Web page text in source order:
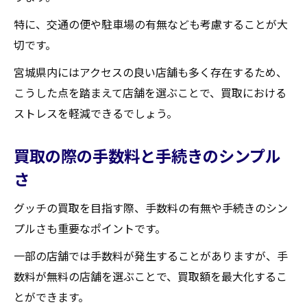
特に、交通の便や駐車場の有無なども考慮することが大
切です。
宮城県内にはアクセスの良い店舗も多く存在するため、
こうした点を踏まえて店舗を選ぶことで、買取における
ストレスを軽減できるでしょう。
買取の際の手数料と手続きのシンプル
さ
グッチの買取を目指す際、手数料の有無や手続きのシン
プルさも重要なポイントです。
一部の店舗では手数料が発生することがありますが、手
数料が無料の店舗を選ぶことで、買取額を最大化するこ
とができます。